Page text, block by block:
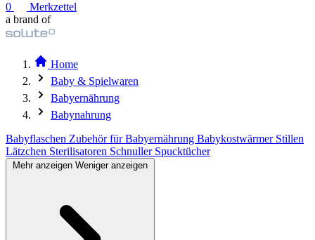
0
Merkzettel
a brand of
Home
Baby & Spielwaren
Babyernährung
Babynahrung
Babyflaschen Zubehör für Babyernährung Babykostwärmer Stillen
Lätzchen Sterilisatoren Schnuller Spucktücher
Mehr anzeigen Weniger anzeigen